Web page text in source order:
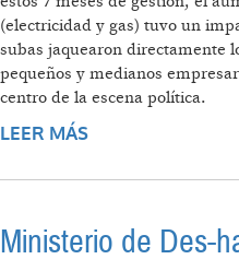
(electricidad y gas) tuvo un
subas jaquearon directamente
pequeños y medianos
centro de la escena política.
LEER MÁS
Ministerio de Des-